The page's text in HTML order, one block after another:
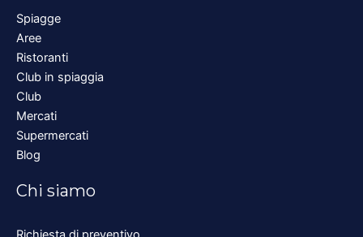
Spiagge
Aree
Ristoranti
Club in spiaggia
Club
Mercati
Supermercati
Blog
Chi siamo